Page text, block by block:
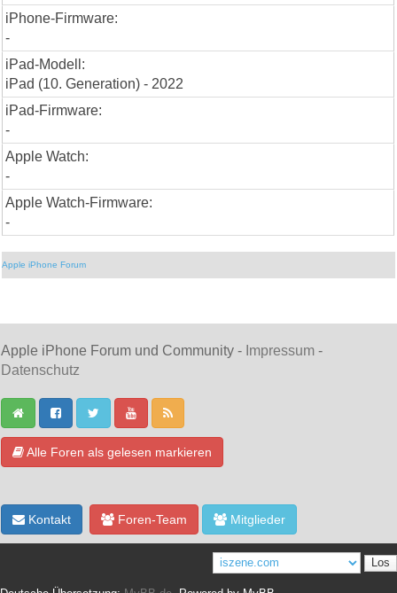
iPhone-Firmware:
-
iPad-Modell:
iPad (10. Generation) - 2022
iPad-Firmware:
-
Apple Watch:
-
Apple Watch-Firmware:
-
Apple iPhone Forum
Apple iPhone Forum und Community - Impressum -
Datenschutz
Alle Foren als gelesen markieren
Kontakt Foren-Team Mitglieder